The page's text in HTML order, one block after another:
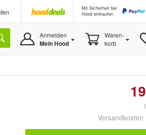
Mit Sicherheit bei
Hood einkaufen
Anmelden
Mein Hood
Waren-
korb